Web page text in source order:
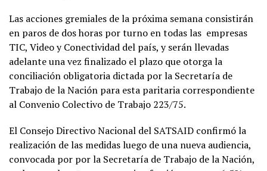
Las acciones gremiales de la próxima semana consistirán
en paros de dos horas por turno en todas las empresas
TIC, Video y Conectividad del país, y serán llevadas
adelante una vez finalizado el plazo que otorga la
conciliación obligatoria dictada por la Secretaría de
Trabajo de la Nación para esta paritaria correspondiente
al Convenio Colectivo de Trabajo 223/75.
El Consejo Directivo Nacional del SATSAID confirmó la
realización de las medidas luego de una nueva audiencia,
convocada por por la Secretaría de Trabajo de la Nación,